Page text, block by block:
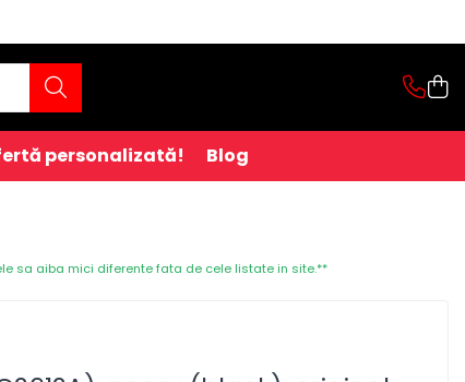
personalizată! Blog
sa aiba mici diferente fata de cele listate in site.**